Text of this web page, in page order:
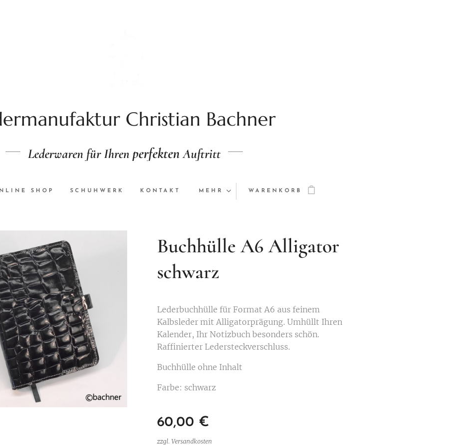
Christian Bachner
Lederwaren für Ihren perfektenAuftritt
SHOP SCHUHWERK KONTAKT MEHR WARENKORB
Buchhülle A6 Alligator
schwarz
Lederbuchhülle für Format A6 aus feinem
Kalbsleder mit Alligatorprägung. Umhüllt Ihren
Kalender, Ihr Notizbuch besonders schön.
Raffinierter Ledersteckverschluss.
Buchhülle ohne Inhalt
Farbe: schwarz
60,00 €
zzgl. Versandkosten